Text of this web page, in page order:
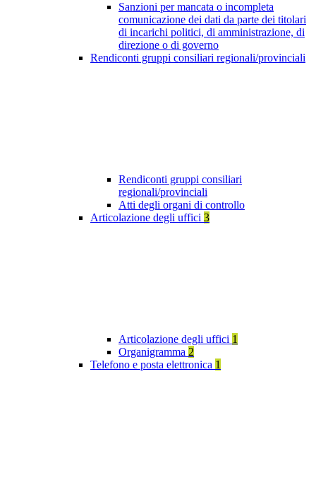
Sanzioni per mancata o incompleta
comunicazione dei dati da parte dei titolari
di incarichi politici, di amministrazione, di
direzione o di governo
Rendiconti gruppi consiliari regionali/provinciali
Rendiconti gruppi consiliari
regionali/provinciali
Atti degli organi di controllo
Articolazione degli uffici 3
Articolazione degli uffici 1
Organigramma 2
Telefono e posta elettronica 1